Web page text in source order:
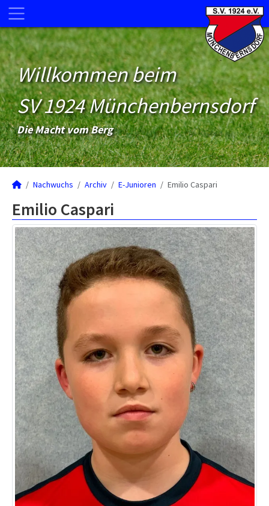
Willkommen beim
SV 1924 Münchenbernsdorf
Die Macht vom Berg
Nachwuchs Archiv E-Junioren Emilio Caspari
Emilio Caspari